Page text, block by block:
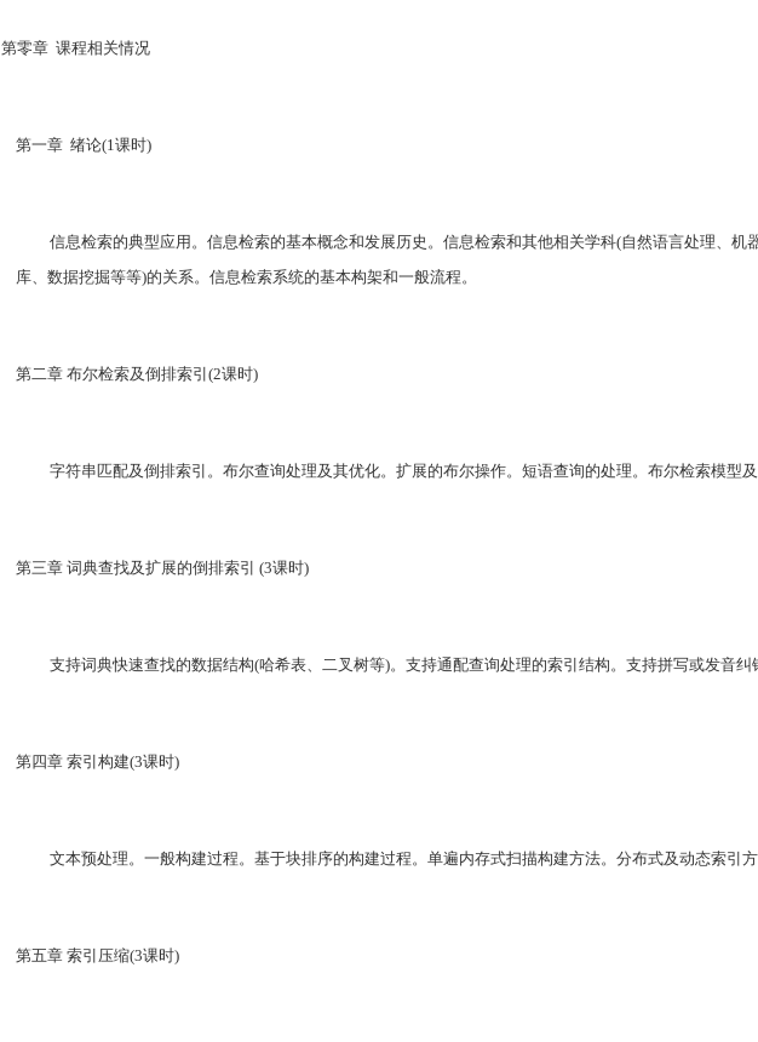
第零章 课程相关情况
第一章 绪论(1课时)
信息检索的典型应用。信息检索的基本概念和发展历史。信息检索和其他相关学科(自然语言处理、机
库、数据挖掘等等)的关系。信息检索系统的基本构架和一般流程。
第二章 布尔检索及倒排索引 (2课时)
字符串匹配及倒排索引。布尔查询处理及其优化。扩展的布尔操作。短语查询的处理。布尔检索模型
第三章 词典查找及扩展的倒排索引 (3课时)
支持词典快速查找的数据结构(哈希表、二叉树等)。支持通配查询处理的索引结构。支持拼写或发音纠
第四章 索引构建(3课时)
文本预处理。一般构建过程。基于块排序的构建过程。单遍内存式扫描构建方法。分布式及动态索引
第五章 索引压缩(3课时)